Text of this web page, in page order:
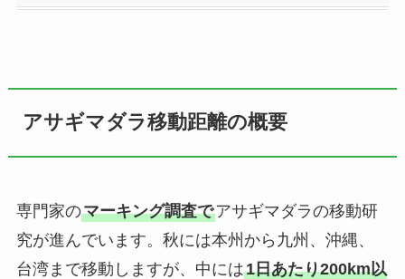
アサギマダラ移動距離の概要
専門家のマーキング調査でアサギマダラの移動研
究が進んでいます。秋には本州から九州、沖縄、
台湾まで移動しますが、中には1日あたり200km以